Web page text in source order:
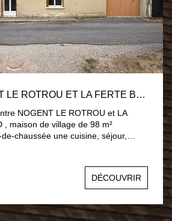
ENTRE NOGENT LE ROTROU ET LA FERTE BERANARD , MAISON DE VILLAGE 4 CHAMBRES
, maison de village de 98 m²
chaussée une cuisine, séjour,
avec terrasse.
vitrage, chauffage gaz de ville.
DÉCOUVRIR